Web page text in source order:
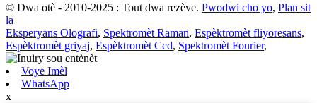
© Dwa otè - 2010-2025 : Tout dwa rezève. Pwodwi cho yo, Plan sit
la
Eksperyans Olografi, Spektromèt Raman, Espèktromèt fliyoresans,
Espèktromèt griyaj, Espèktromèt Ccd, Spektromèt Fourier,
Voye Imèl
WhatsApp
x